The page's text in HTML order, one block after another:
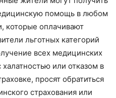
помощь в любом
которые оплачивают
льготных категорий
всех медицинских
халатностью или отказом в
просят обратиться
страхования или